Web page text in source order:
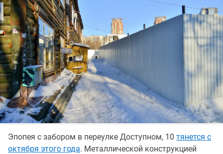
Эпопея с забором в переулке Доступном, 10 тянется с
октября этого года. Металлической конструкцией